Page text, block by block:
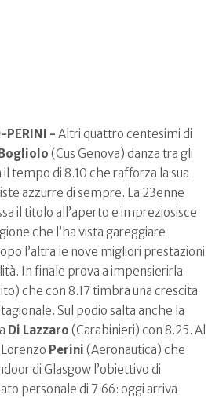
PERINI - Altri quattro centesimi di
(Cus Genova) danza tra gli
tempo di 8.10 che rafforza la sua
azzurre di sempre. La 23enne
il titolo all’aperto e impreziosisce
che l’ha vista gareggiare
l’altra le nove migliori prestazioni
In finale prova a impensierirla
che con 8.17 timbra una crescita
Sul podio salta anche la
Di Lazzaro (Carabinieri) con 8.25. Al
Perini (Aeronautica) che
di Glasgow l’obiettivo di
personale di 7.66: oggi arriva